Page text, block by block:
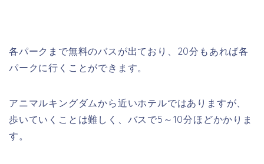
各パークまで無料のバスが出ており、20分もあれば各
パークに行くことができます。
アニマルキングダムから近いホテルではありますが、
歩いていくことは難しく、バスで5～10分ほどかかりま
す。